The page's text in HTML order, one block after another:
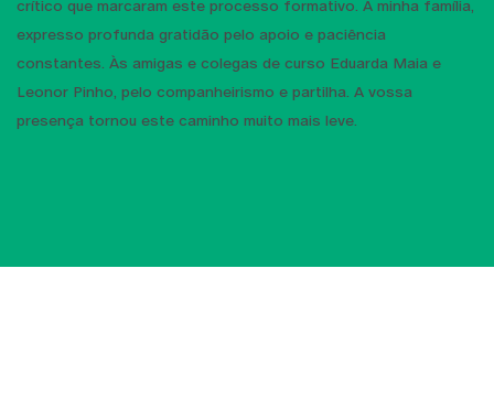
crítico que marcaram este processo formativo. À minha família,
expresso profunda gratidão pelo apoio e paciência
constantes. Às amigas e colegas de curso Eduarda Maia e
Leonor Pinho, pelo companheirismo e partilha. A vossa
presença tornou este caminho muito mais leve.